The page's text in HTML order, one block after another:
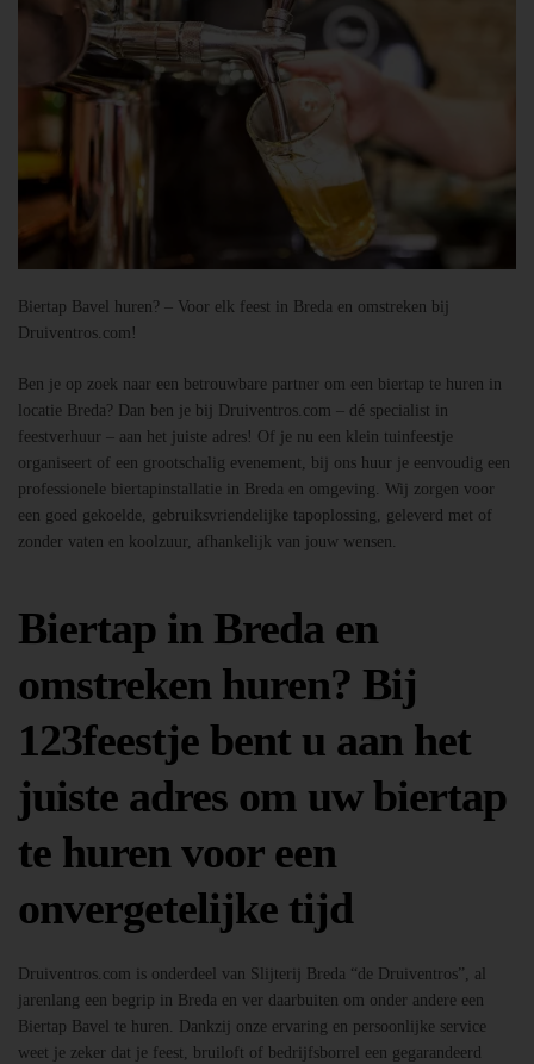
Biertap Bavel huren? – Voor elk feest in Breda en omstreken bij
Druiventros.com!
Ben je op zoek naar een betrouwbare partner om een biertap te huren in
locatie Breda? Dan ben je bij Druiventros.com – dé specialist in
feestverhuur – aan het juiste adres! Of je nu een klein tuinfeestje
organiseert of een grootschalig evenement, bij ons huur je eenvoudig een
professionele biertapinstallatie in Breda en omgeving. Wij zorgen voor
een goed gekoelde, gebruiksvriendelijke tapoplossing, geleverd met of
zonder vaten en koolzuur, afhankelijk van jouw wensen.
Biertap in Breda en
omstreken huren? Bij
123feestje bent u aan het
juiste adres om uw biertap
te huren voor een
onvergetelijke tijd
Druiventros.com is onderdeel van Slijterij Breda “de Druiventros”, al
jarenlang een begrip in Breda en ver daarbuiten om onder andere een
Biertap Bavel te huren. Dankzij onze ervaring en persoonlijke service
weet je zeker dat je feest, bruiloft of bedrijfsborrel een gegarandeerd